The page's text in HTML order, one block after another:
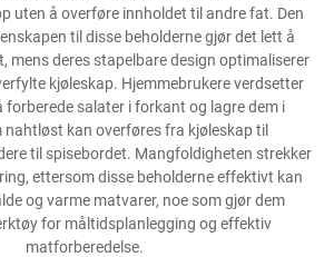
uten å overføre innholdet til andre fat. Den
til disse beholderne gjør det lett å
mens deres stapelbare design optimaliserer
kjøleskap. Hjemmebrukere verdsetter
forberede salater i forkant og lagre dem i
nahtløst kan overføres fra kjøleskap til
til spisebordet. Mangfoldigheten strekker
ettersom disse beholderne effektivt kan
og varme matvarer, noe som gjør dem
for måltidsplanlegging og effektiv
matforberedelse.